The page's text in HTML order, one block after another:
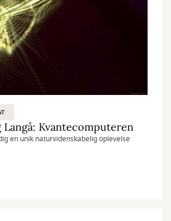
Langå: Kvantecomputeren
en unik naturvidenskabelig oplevelse